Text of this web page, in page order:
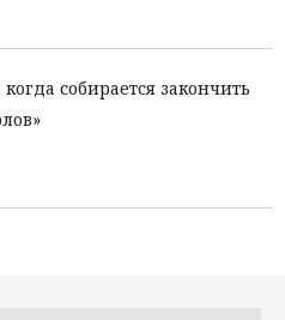
собирается закончить